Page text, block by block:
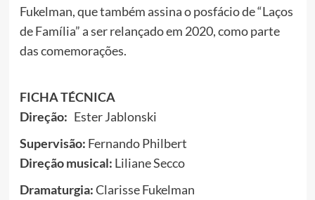
Fukelman, que também assina o posfácio de “Laços
de Família” a ser relançado em 2020, como parte
das comemorações.
FICHA TÉCNICA
Direção: Ester Jablonski
Supervisão: Fernando Philbert
Direção musical: Liliane Secco
Dramaturgia:Clarisse Fukelman